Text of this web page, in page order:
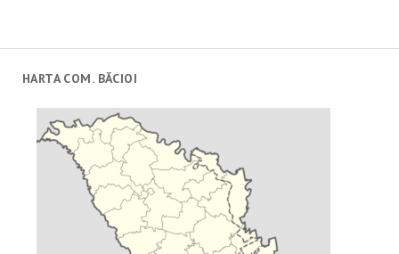
HARTA COM. BĂCIOI